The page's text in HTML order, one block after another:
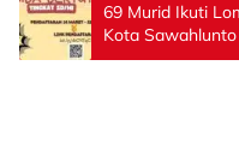
69 Murid Ikuti
Kota Sawahlunto